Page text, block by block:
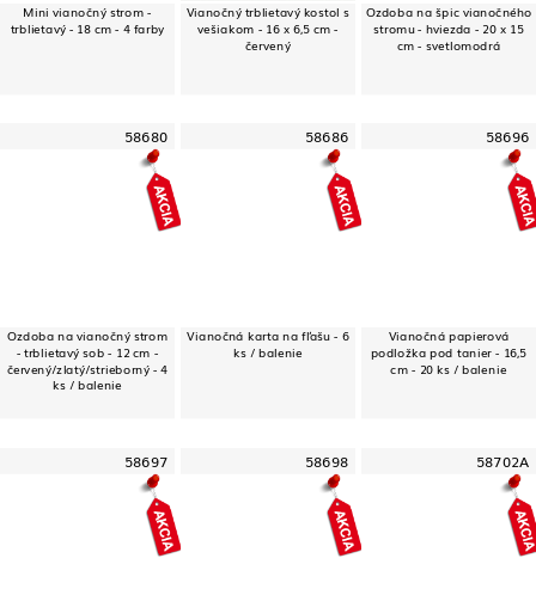
Mini vianočný strom -
trblietavý - 18 cm - 4 farby
Vianočný trblietavý kostol s
vešiakom - 16 x 6,5 cm -
červený
Ozdoba na špic vianočného
stromu - hviezda - 20 x 15
cm - svetlomodrá
58680
Ozdoba na vianočný strom
- trblietavý sob - 12 cm -
červený/zlatý/strieborný - 4
ks / balenie
58686
Vianočná karta na fľašu - 6
ks / balenie
58696
Vianočná papierová
podložka pod tanier - 16,5
cm - 20 ks / balenie
58697 58698 58702A